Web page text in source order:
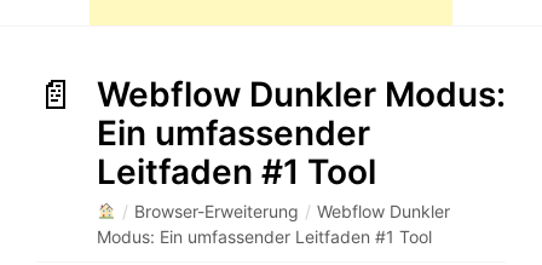
Webflow Dunkler Modus:
Ein umfassender
Leitfaden #1 Tool
/ Browser-Erweiterung / Webflow Dunkler
Modus: Ein umfassender Leitfaden #1 Tool